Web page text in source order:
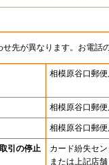
先が異なります。お電話
相模原谷口郵
相模原谷口郵
相模原谷口郵
引の停止
カード紛失セ
または上記店舗